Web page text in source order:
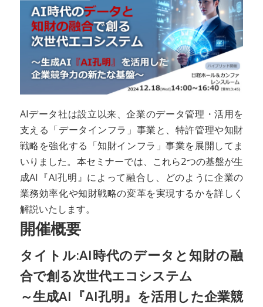
AIデータ社は設立以来、企業のデータ管理・活用を
支える「データインフラ」事業と、特許管理や知財
戦略を強化する「知財インフラ」事業を展開してま
いりました。本セミナーでは、これら2つの基盤が生
成AI『AI孔明』によって融合し、どのように企業の
業務効率化や知財戦略の変革を実現するかを詳しく
解説いたします。
開催概要
タイトル:AI時代のデータと知財の融
合で創る次世代エコシステム
～生成AI『AI孔明』を活用した企業競